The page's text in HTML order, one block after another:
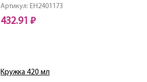
Артикул: EH2401173
432.91 ₽
Кружка 420 мл